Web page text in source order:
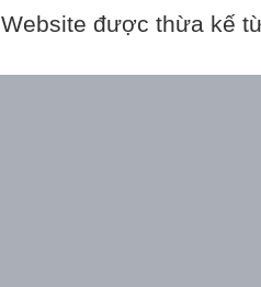
Website được thừa kế